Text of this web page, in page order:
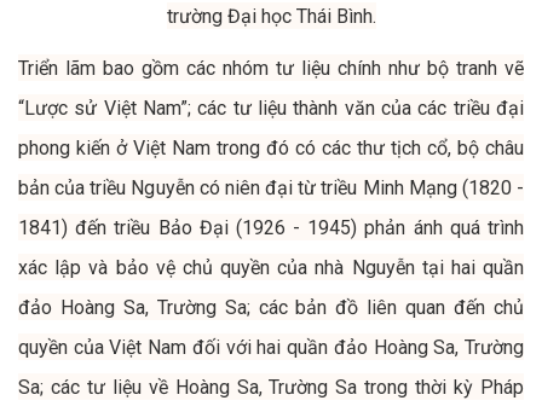
trường Đại học Thái Bình.
Triển lãm bao gồm các nhóm tư liệu chính như bộ tranh vẽ
“Lược sử Việt Nam”; các tư liệu thành văn của các triều đại
phong kiến ở Việt Nam trong đó có các thư tịch cổ, bộ châu
bản của triều Nguyễn có niên đại từ triều Minh Mạng (1820 -
1841) đến triều Bảo Đại (1926 - 1945) phản ánh quá trình
xác lập và bảo vệ chủ quyền của nhà Nguyễn tại hai quần
đảo Hoàng Sa, Trường Sa; các bản đồ liên quan đến chủ
quyền của Việt Nam đối với hai quần đảo Hoàng Sa, Trường
Sa; các tư liệu về Hoàng Sa, Trường Sa trong thời kỳ Pháp